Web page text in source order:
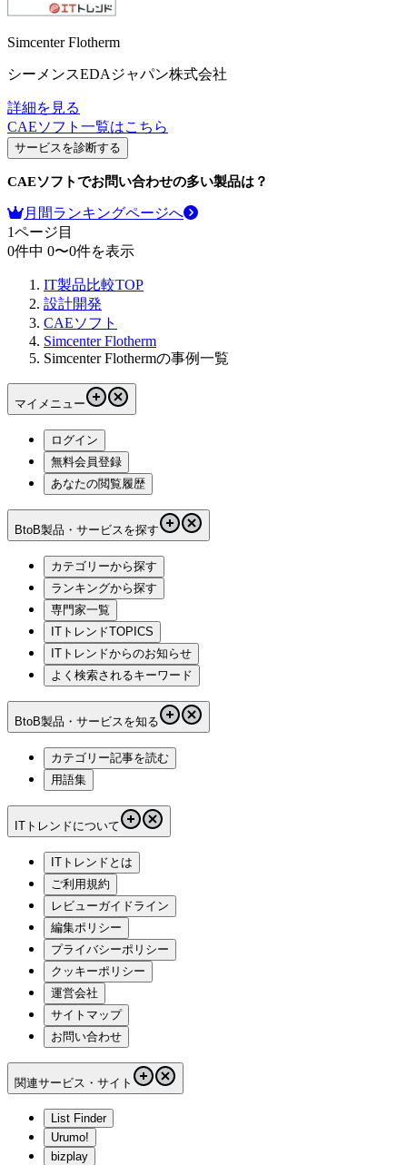
Simcenter Flotherm
シーメンスEDAジャパン株式会社
詳細を見る
CAEソフト 一覧はこちら
サービスを診断する
CAEソフトでお問い合わせの多い製品は？
月間ランキングページへ
1ページ目
0件中 0〜0件を表示
IT製品比較TOP
設計開発
CAEソフト
Simcenter Flotherm
Simcenter Flothermの事例一覧
マイメニュー
ログイン
無料会員登録
あなたの閲覧履歴
BtoB製品・サービスを探す
カテゴリーから探す
ランキングから探す
専門家一覧
ITトレンドTOPICS
ITトレンドからのお知らせ
よく検索されるキーワード
BtoB製品・サービスを知る
カテゴリー記事を読む
用語集
ITトレンドについて
ITトレンドとは
ご利用規約
レビューガイドライン
編集ポリシー
プライバシーポリシー
クッキーポリシー
運営会社
サイトマップ
お問い合わせ
関連サービス・サイト
List Finder
Urumo!
bizplay